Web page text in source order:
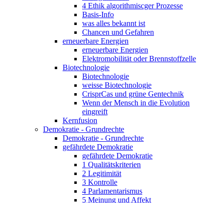
4 Ethik algorithmiscger Prozesse
Basis-Info
was alles bekannt ist
Chancen und Gefahren
erneuerbare Energien
erneuerbare Energien
Elektromobilität oder Brennstoffzelle
Biotechnologie
Biotechnologie
weisse Biotechnologie
CrisprCas und grüne Gentechnik
Wenn der Mensch in die Evolution
eingreift
Kernfusion
Demokratie - Grundrechte
Demokratie - Grundrechte
gefährdete Demokratie
gefährdete Demokratie
1 Qualitätskriterien
2 Legitimität
3 Kontrolle
4 Parlamentarismus
5 Meinung und Affekt